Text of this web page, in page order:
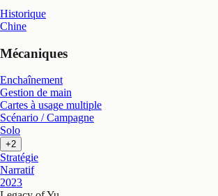
Historique
Chine
Mécaniques
Enchaînement
Gestion de main
Cartes à usage multiple
Scénario / Campagne
Solo
+2
Stratégie
Narratif
2023